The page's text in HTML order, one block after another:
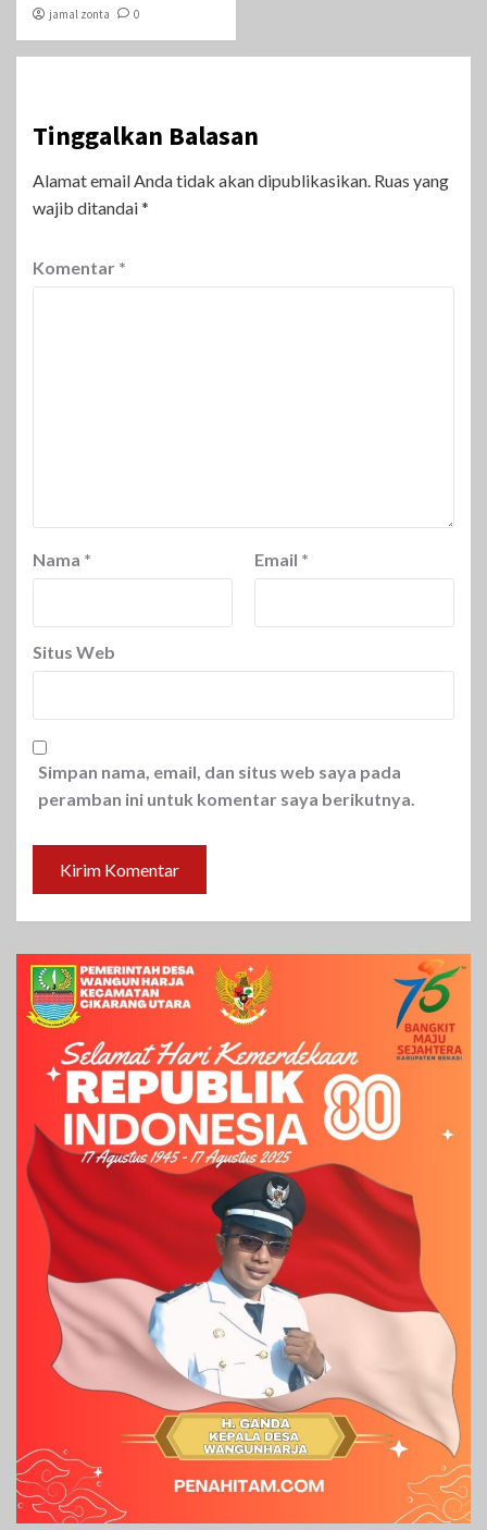
jamal zonta 0
Tinggalkan Balasan
Alamat email Anda tidak akan dipublikasikan. Ruas yang
wajib ditandai*
Komentar *
Nama * Email *
Situs Web
Simpan nama, email, dan situs web saya pada
peramban ini untuk komentar saya berikutnya.